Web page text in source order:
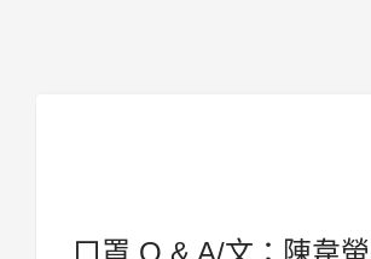
口罩 Q & A/文：陳韋